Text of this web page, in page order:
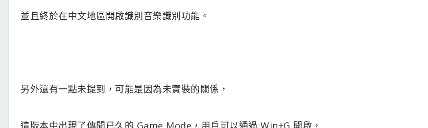
並且終於在中文地區開啟識別音樂識別功能。
另外還有一點未提到，可能是因為未實裝的關係，
這版本中出現了傳聞已久的 Game Mode，用戶可以通過 Win+G 開啟，